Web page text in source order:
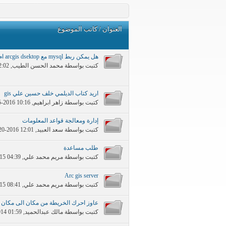
العنوان/كاتب الموضوع
هل يمكن ربط mysql مع arcgis dsektop ام لابد من توفر arcgis server
كتبت بواسطة محمد الحسن الطيب‏, 07-16-2015 02:02 AM
اريد كتاب الديلمي خلف حسين علي gis
كتبت بواسطة زاهر ابراهيم
إدارة ومعالجة قواعد المعلومات
كتبت بواسطة سعد العبيد‏, 02-20-2016 12:01 PM
طلب مساعدة
كتبت بواسطة مريم محمد علي‏, 08-23-2015 04:39 PM
Arc gis server
كتبت بواسطة مريم محمد علي‏, 08-22-2015 08:41 PM
عاوز احرك الخريطة من مكان الى مكان
كتبت بواسطة مالك عبدالحميد‏, 10-21-2014 01:59 PM